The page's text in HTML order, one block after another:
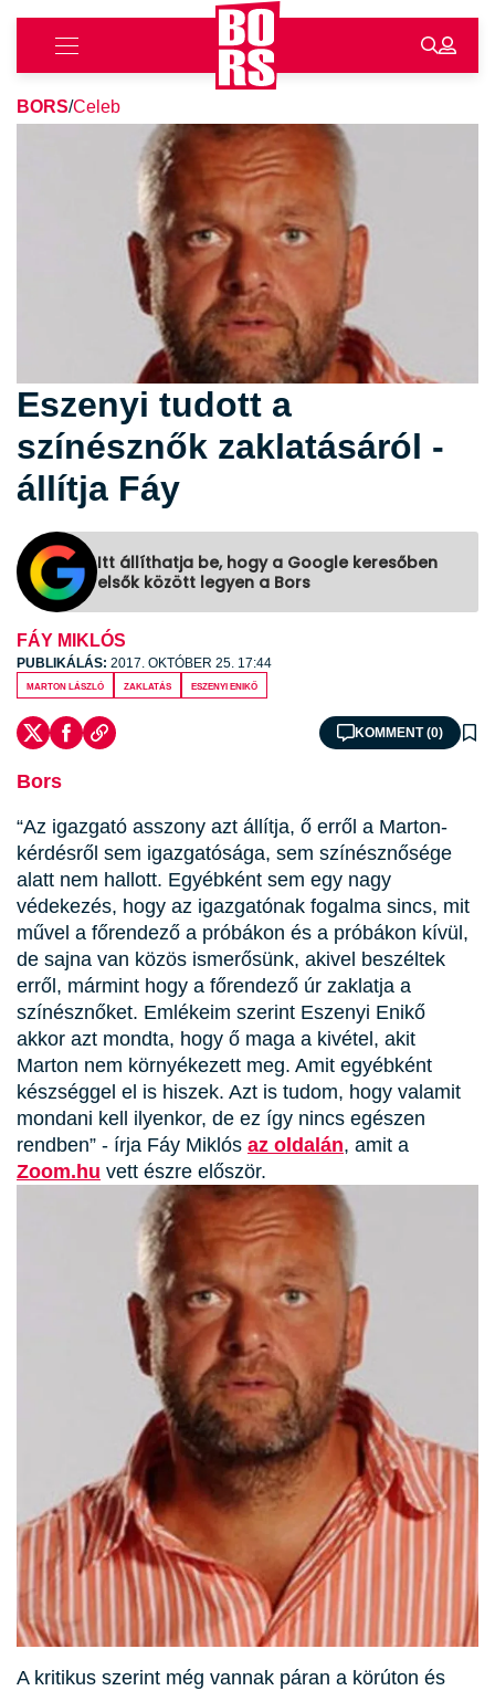
BORS/Celeb
Eszenyi tudott a
színésznők zaklatásáról -
állítja Fáy
Itt állíthatja be, hogy a Google keresőben
elsők között legyen a Bors
FÁY MIKLÓS
PUBLIKÁLÁS: 2017. OKTÓBER 25. 17:44
Marton László
zaklatás Eszenyi Enikő
KOMMENT (0)
Bors
“Az igazgató asszony azt állítja, ő erről a Marton-
kérdésről sem igazgatósága, sem színésznősége
alatt nem hallott. Egyébként sem egy nagy
védekezés, hogy az igazgatónak fogalma sincs, mit
művel a főrendező a próbákon és a próbákon kívül,
de sajna van közös ismerősünk, akivel beszéltek
erről, mármint hogy a főrendező úr zaklatja a
színésznőket. Emlékeim szerint Eszenyi Enikő
akkor azt mondta, hogy ő maga a kivétel, akit
Marton nem környékezett meg. Amit egyébként
készséggel el is hiszek. Azt is tudom, hogy valamit
mondani kell ilyenkor, de ez így nincs egészen
rendben” - írja Fáy Miklós az oldalán, amit a
Zoom.hu vett észre először.
A kritikus szerint még vannak páran a körúton és